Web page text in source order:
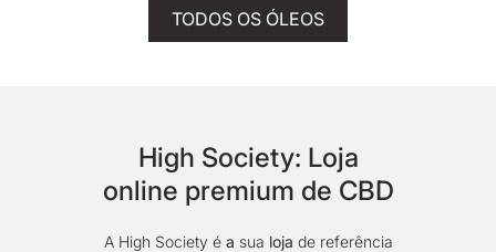
TODOS OS ÓLEOS
High Society: Loja
online premium de CBD
A High Society é a sua loja de referência